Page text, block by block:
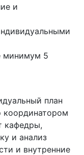
и
минимум 5
план
координатором
кафедры,
и анализ
и внутренние